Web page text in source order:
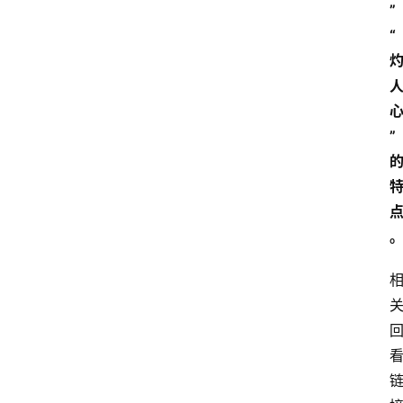
”
“
灼
人
心
”
的
特
点
。
相
关
回
看
链